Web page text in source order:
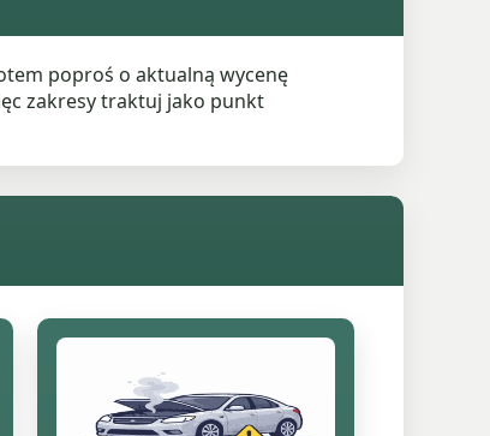
poproś o aktualną wycenę
zakresy traktuj jako punkt